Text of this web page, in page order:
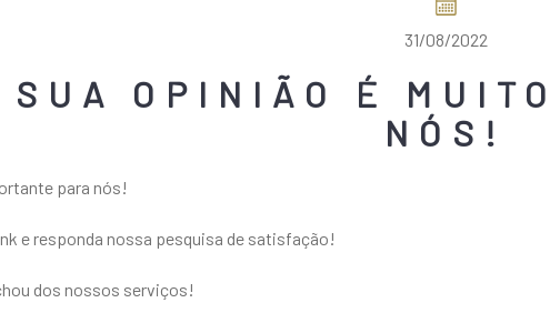
31/08/2022
OPINIÃO É
NÓS!
para nós!
e responda nossa pesquisa de satisfação!
dos nossos serviços!